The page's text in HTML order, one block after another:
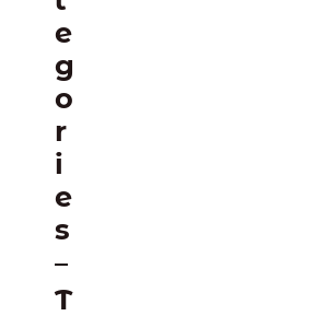
e
g
o
r
i
e
s
T